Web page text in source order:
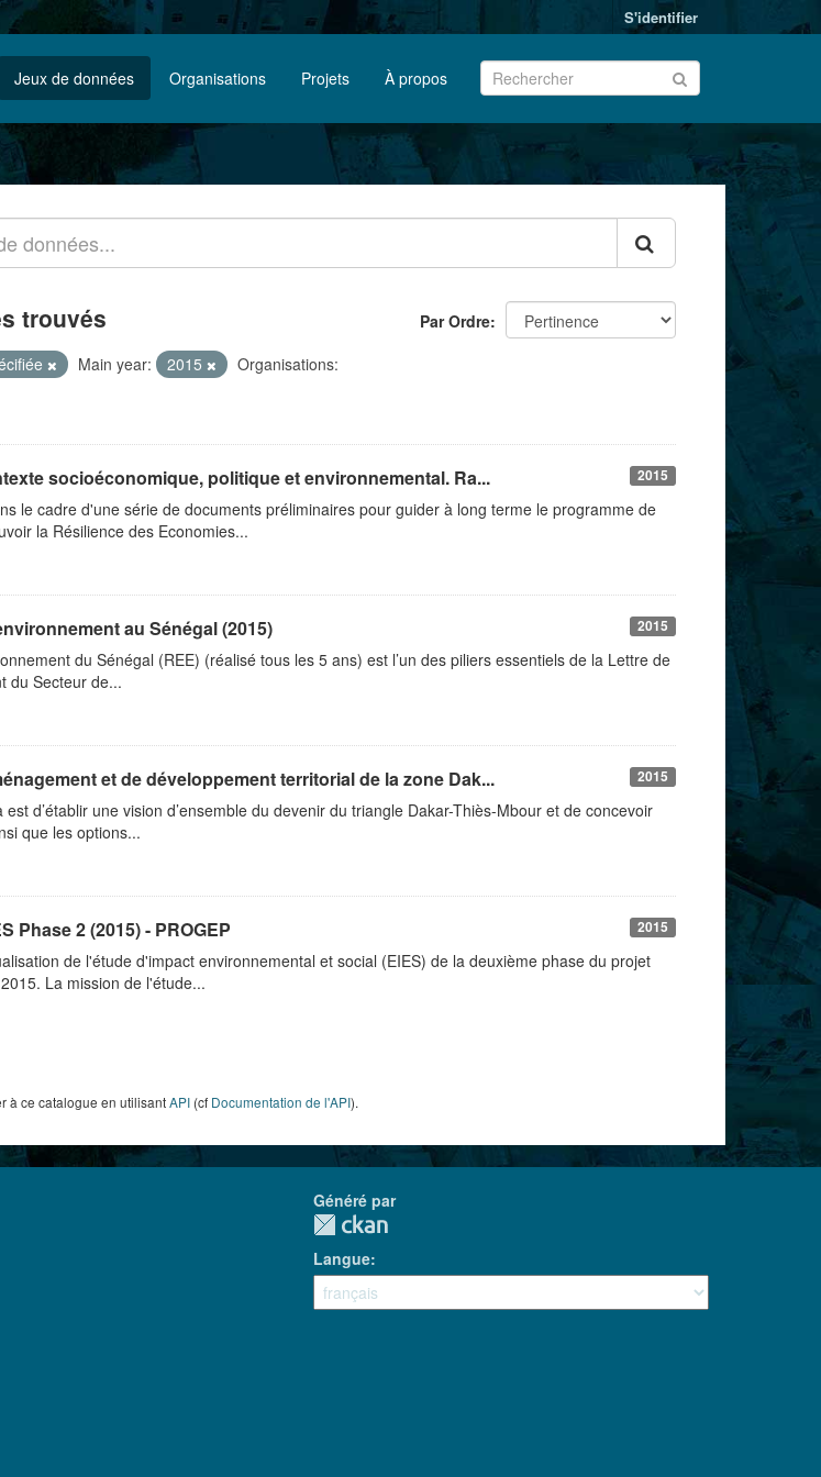
S'identifier
Jeux de données Organisations Projets À propos
Par Ordre
trouvés
Main year: 2015
Organisations:
2015
socioéconomique, politique et environnemental. Ra...
le cadre d'une série de documents préliminaires pour guider à long terme le programme de
la Résilience des Economies...
2015
au Sénégal (2015)
du Sénégal (REE) (réalisé tous les 5 ans) est l’un des piliers essentiels de la Lettre de
du Secteur de...
2015
et de développement territorial de la zone Dak...
est d’établir une vision d’ensemble du devenir du triangle Dakar-Thiès-Mbour et de concevoir
que les options...
2015
Phase 2 (2015) - PROGEP
de l'étude d'impact environnemental et social (EIES) de la deuxième phase du projet
La mission de l'étude...
à ce catalogue en utilisantAPI(cf Documentation de l'API).
Généré par
Langue